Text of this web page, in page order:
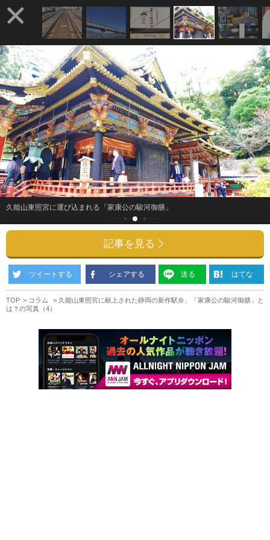
久能山東照宮に運び込まれる「家康公の駿河御膳」
記事を見る
ツイートする シェアする 送る はてな
TOP コラム
久能山東照宮に献上された静岡の新作駅弁、「家康公の駿河御膳」と
は？の写真（4）